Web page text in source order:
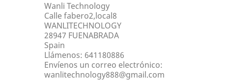
Wanli Technology
Calle fabero2,local8
WANLITECHNOLOGY
28947 FUENABRADA
Spain
Llámenos: 641180886
Envíenos un correo electrónico:
wanlitechnology888@gmail.com